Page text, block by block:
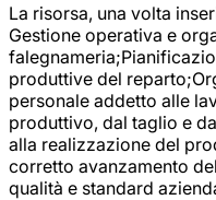
La risorsa, una volta
Gestione operativa e
produttive del
personale addetto alle
produttivo, dal taglio e
alla realizzazione del
corretto avanzamento
qualità e standard